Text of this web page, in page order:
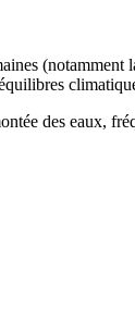
(notamment
des eaux,